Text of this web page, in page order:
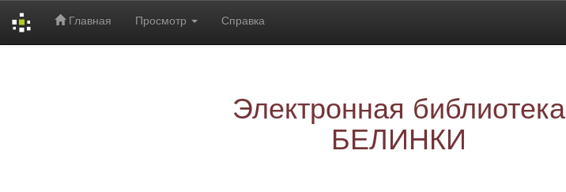
Главная Просмотр Справка
Электронная библиотека
БЕЛИНКИ